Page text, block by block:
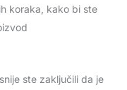
koraka, kako bi ste
ste zaključili da je